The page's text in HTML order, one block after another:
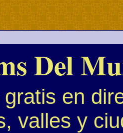
Del
en
valles y